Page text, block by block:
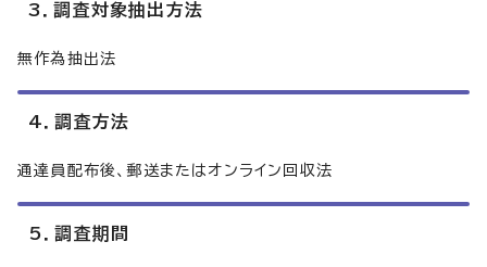
3．調査対象抽出方法
無作為抽出法
4．調査方法
通達員配布後、郵送またはオンライン回収法
5．調査期間